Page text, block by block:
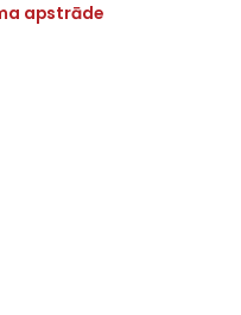
apstrāde